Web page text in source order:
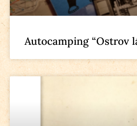
Autocamping “Ostrov